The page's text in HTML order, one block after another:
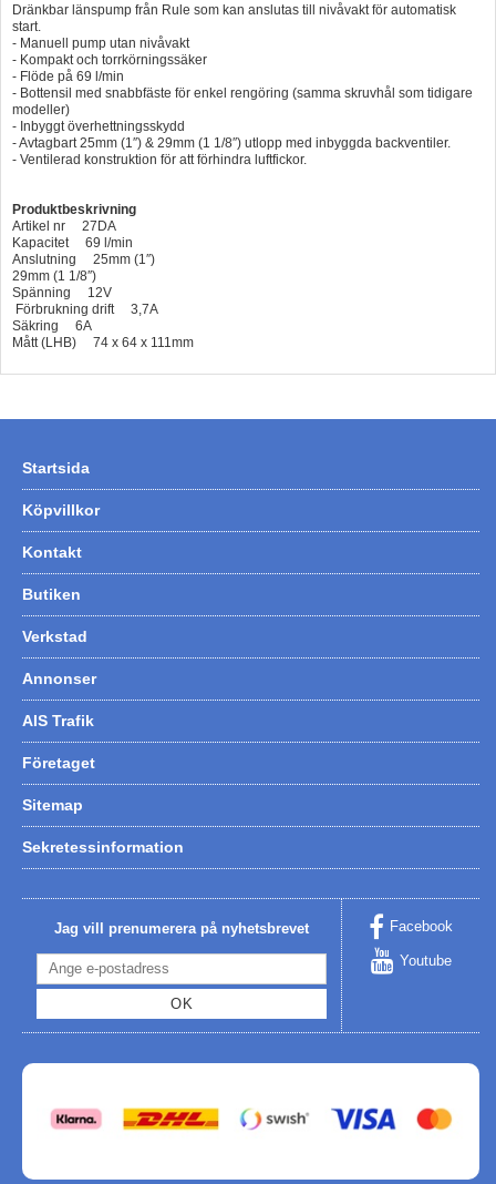
Thule - Lasthållare
LAGERRENSING
Begagnade Motorer & Båtar
Dränkbar länspump från Rule som kan anslutas till nivåvakt för automatisk
start.
- Manuell pump utan nivåvakt
- Kompakt och torrkörningssäker
- Flöde på 69 l/min
- Bottensil med snabbfäste för enkel rengöring (samma skruvhål som tidigare
modeller)
- Inbyggt överhettningsskydd
- Avtagbart 25mm (1″) & 29mm (1 1/8″) utlopp med inbyggda backventiler.
- Ventilerad konstruktion för att förhindra luftfickor.
Produktbeskrivning
Artikel nr 27DA
Kapacitet 69 l/min
Anslutning 25mm (1″)
29mm (1 1/8″)
Spänning 12V
Förbrukning drift 3,7A
Säkring 6A
Mått (LHB) 74 x 64 x 111mm
Startsida
Köpvillkor
Kontakt
Butiken
Verkstad
Annonser
AIS Trafik
Företaget
Sitemap
Sekretessinformation
Jag vill prenumerera på nyhetsbrevet
OK
Facebook
Youtube